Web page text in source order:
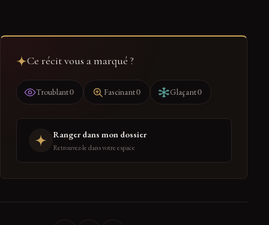
Ce récit vous a marqué ?
Troublant0 Fascinant0 Glaçant0
Ranger dans mon dossier
Retrouvez-le dans votre espace